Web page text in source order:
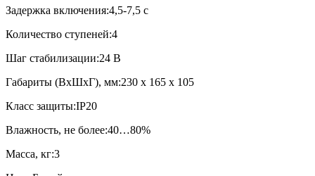
Задержка включения:4,5-7,5 с
Количество ступеней:4
Шаг стабилизации:24 В
Габариты (ВхШхГ), мм:230 х 165 х 105
Класс защиты:IP20
Влажность, не более:40…80%
Масса, кг:3